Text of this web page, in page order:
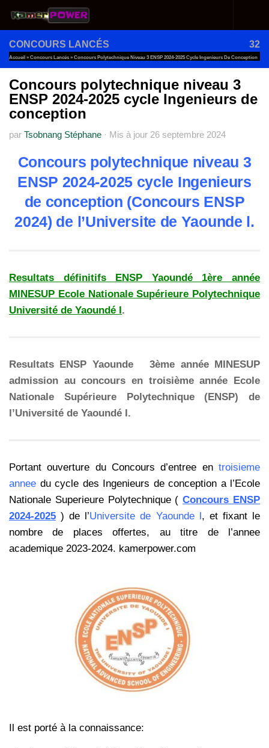
Au dessous du contenu
CONCOURS LANCÉS 32
Accueil » Concours Lancés » Concours Polytechnique Niveau 3 ENSP 2024-2025 Cycle Ingenieurs De Conception
Concours polytechnique niveau 3
ENSP 2024-2025 cycle Ingenieurs de
conception
par Tsobnang Stéphane · Mis à jour 26 septembre 2024
Concours polytechnique niveau 3
ENSP 2024-2025 cycle Ingenieurs
de conception (Concours ENSP
2024) de l’Universite de Yaounde l.
Resultats définitifs ENSP Yaoundé 1ère année
MINESUP Ecole Nationale Supérieure Polytechnique
Université de Yaoundé I.
Resultats ENSP Yaounde
3ème année MINESUP
admission au concours en troisième année Ecole
Nationale Supérieure Polytechnique (ENSP) de
l’Université de Yaoundé I.
Portant ouverture du Concours d’entree en troisieme
annee du cycle des Ingenieurs de conception a l’Ecole
Nationale Superieure Polytechnique (Concours ENSP
2024-2025 ) de l’Universite de Yaounde l, et fixant le
nombre de places offertes, au titre de l’annee
academique 2023-2024. kamerpower.com
Il est porté à la connaissance: